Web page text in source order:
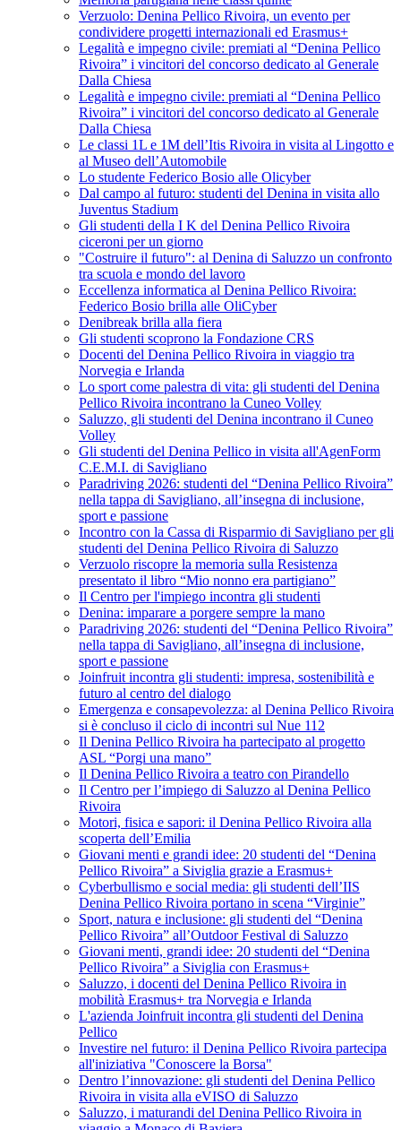
Verzuolo: Denina Pellico Rivoira, un evento per
condividere progetti internazionali ed Erasmus+
Legalità e impegno civile: premiati al “Denina Pellico
Rivoira” i vincitori del concorso dedicato al Generale
Dalla Chiesa
Legalità e impegno civile: premiati al “Denina Pellico
Rivoira” i vincitori del concorso dedicato al Generale
Dalla Chiesa
Le classi 1L e 1M dell’Itis Rivoira in visita al Lingotto e
al Museo dell’Automobile
Lo studente Federico Bosio alle Olicyber
Dal campo al futuro: studenti del Denina in visita allo
Juventus Stadium
Gli studenti della I K del Denina Pellico Rivoira
ciceroni per un giorno
"Costruire il futuro": al Denina di Saluzzo un confronto
tra scuola e mondo del lavoro
Eccellenza informatica al Denina Pellico Rivoira:
Federico Bosio brilla alle OliCyber
Denibreak brilla alla fiera
Gli studenti scoprono la Fondazione CRS
Docenti del Denina Pellico Rivoira in viaggio tra
Norvegia e Irlanda
Lo sport come palestra di vita: gli studenti del Denina
Pellico Rivoira incontrano la Cuneo Volley
Saluzzo, gli studenti del Denina incontrano il Cuneo
Volley
Gli studenti del Denina Pellico in visita all'AgenForm
C.E.M.I. di Savigliano
Paradriving 2026: studenti del “Denina Pellico Rivoira”
nella tappa di Savigliano, all’insegna di inclusione,
sport e passione
Incontro con la Cassa di Risparmio di Savigliano per gli
studenti del Denina Pellico Rivoira di Saluzzo
Verzuolo riscopre la memoria sulla Resistenza
presentato il libro “Mio nonno era partigiano”
Il Centro per l'impiego incontra gli studenti
Denina: imparare a porgere sempre la mano
Paradriving 2026: studenti del “Denina Pellico Rivoira”
nella tappa di Savigliano, all’insegna di inclusione,
sport e passione
Joinfruit incontra gli studenti: impresa, sostenibilità e
futuro al centro del dialogo
Emergenza e consapevolezza: al Denina Pellico Rivoira
si è concluso il ciclo di incontri sul Nue 112
Il Denina Pellico Rivoira ha partecipato al progetto
ASL “Porgi una mano”
Il Denina Pellico Rivoira a teatro con Pirandello
Il Centro per l’impiego di Saluzzo al Denina Pellico
Rivoira
Motori, fisica e sapori: il Denina Pellico Rivoira alla
scoperta dell’Emilia
Giovani menti e grandi idee: 20 studenti del “Denina
Pellico Rivoira” a Siviglia grazie a Erasmus+
Cyberbullismo e social media: gli studenti dell’IIS
Denina Pellico Rivoira portano in scena “Virginie”
Sport, natura e inclusione: gli studenti del “Denina
Pellico Rivoira” all’Outdoor Festival di Saluzzo
Giovani menti, grandi idee: 20 studenti del “Denina
Pellico Rivoira” a Siviglia con Erasmus+
Saluzzo, i docenti del Denina Pellico Rivoira in
mobilità Erasmus+ tra Norvegia e Irlanda
L'azienda Joinfruit incontra gli studenti del Denina
Pellico
Investire nel futuro: il Denina Pellico Rivoira partecipa
all'iniziativa "Conoscere la Borsa"
Dentro l’innovazione: gli studenti del Denina Pellico
Rivoira in visita alla eVISO di Saluzzo
Saluzzo, i maturandi del Denina Pellico Rivoira in